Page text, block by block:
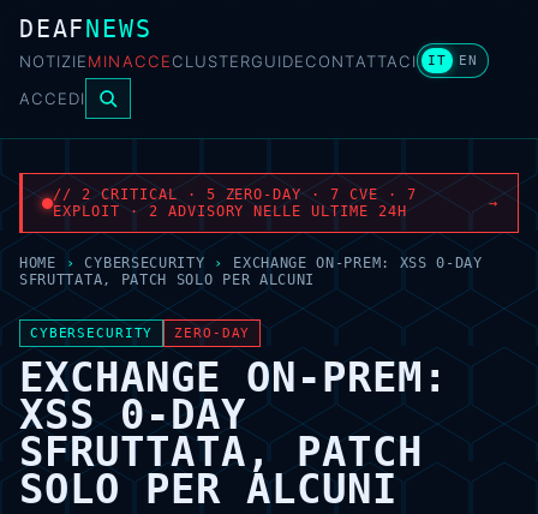
DEAFNEWS
NOTIZIEMINACCECLUSTERGUIDECONTATTACI IT EN
ACCEDI
// 2 CRITICAL · 5 ZERO-DAY · 7 CVE · 7
EXPLOIT · 2 ADVISORY NELLE ULTIME 24H
→
HOME › CYBERSECURITY ›
EXCHANGE ON-PREM: XSS 0-DAY
SFRUTTATA, PATCH SOLO PER ALCUNI
CYBERSECURITY ZERO-DAY
EXCHANGE ON-PREM:
XSS 0-DAY
SFRUTTATA, PATCH
SOLO PER ALCUNI